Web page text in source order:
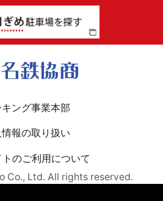
ング事業本部
報の取り扱い
トのご利用について
Co., Ltd. All rights reserved.